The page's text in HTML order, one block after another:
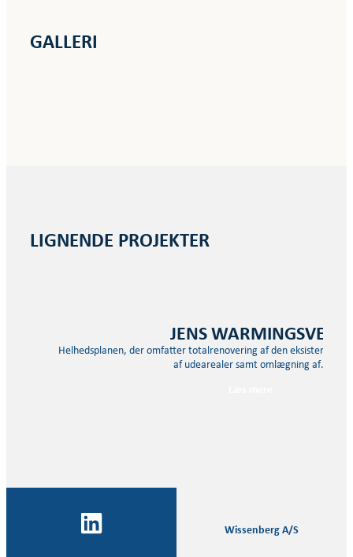
GALLERI
LIGNENDE PROJEKTER
JENS WARMINGSVEJ
Helhedsplanen, der omfatter totalrenovering af den eksisterende
af udearealer samt omlægning af…
Wissenberg A/S